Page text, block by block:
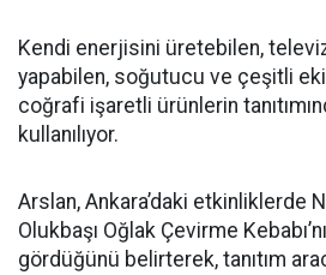
Kendi enerjisini üretebilen,
yapabilen, soğutucu ve çeşitli
coğrafi işaretli ürünlerin
kullanılıyor.
Arslan, Ankara’daki etkinliklerde
Olukbaşı Oğlak Çevirme
gördüğünü belirterek, tanıtım